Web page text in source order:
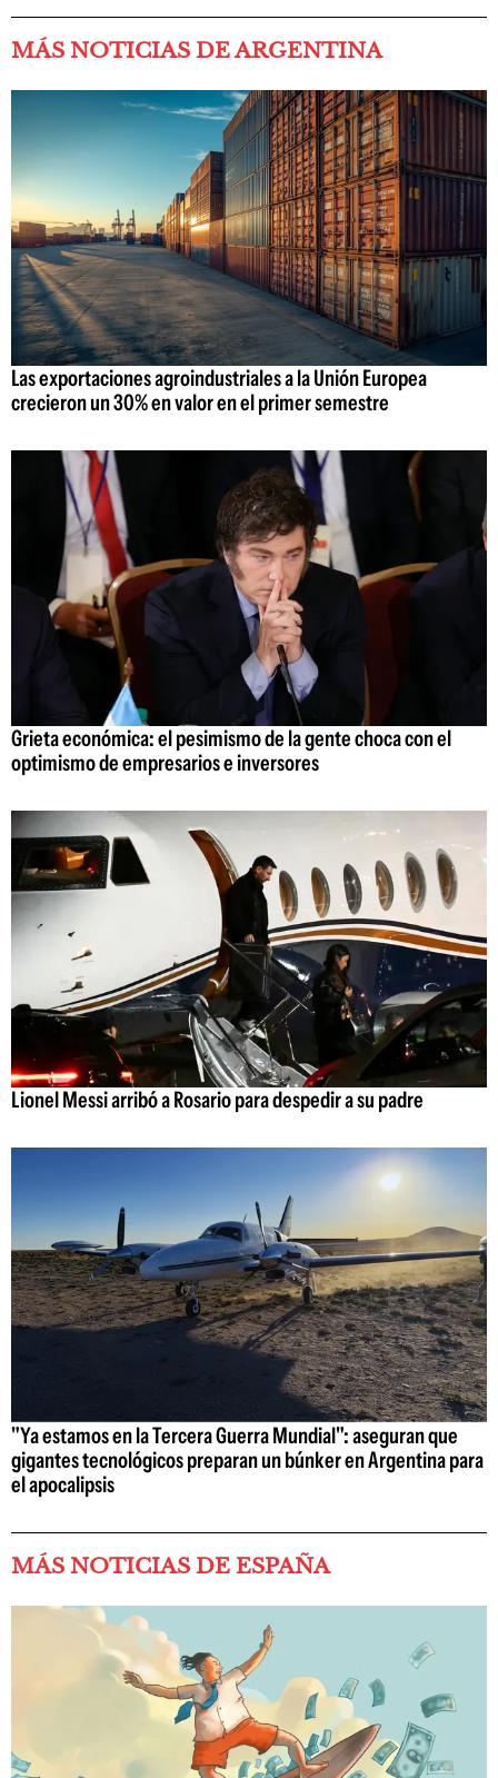
MÁS NOTICIAS DE ARGENTINA
Las exportaciones agroindustriales a la Unión Europea
crecieron un 30% en valor en el primer semestre
Grieta económica: el pesimismo de la gente choca con el
optimismo de empresarios e inversores
Lionel Messi arribó a Rosario para despedir a su padre
"Ya estamos en la Tercera Guerra Mundial": aseguran que
gigantes tecnológicos preparan un búnker en Argentina para
el apocalipsis
MÁS NOTICIAS DE ESPAÑA